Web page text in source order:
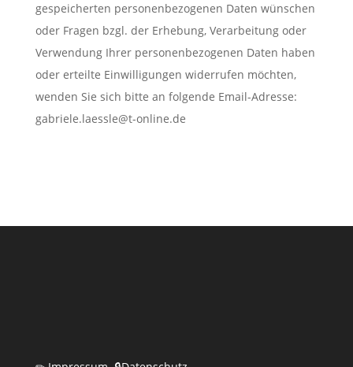
gespeicherten personenbezogenen Daten wünschen
oder Fragen bzgl. der Erhebung, Verarbeitung oder
Verwendung Ihrer personenbezogenen Daten haben
oder erteilte Einwilligungen widerrufen möchten,
wenden Sie sich bitte an folgende Email-Adresse:
gabriele.laessle@t-online.de